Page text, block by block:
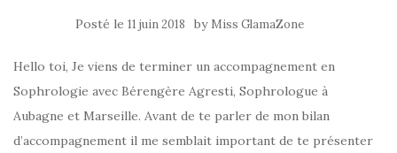
Posté le 11 juin 2018 by Miss GlamaZone
Hello toi, Je viens de terminer un accompagnement en
Sophrologie avec Bérengère Agresti, Sophrologue à
Aubagne et Marseille. Avant de te parler de mon bilan
d’accompagnement il me semblait important de te présenter